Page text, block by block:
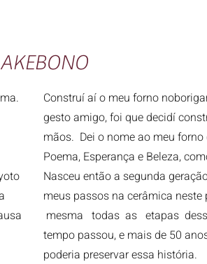
Construí aí o meu forno
gesto amigo, foi que decidí
mãos. Dei o nome ao meu forno
Poema, Esperança e Beleza,
Nasceu então a segunda
meus passos na cerâmica
mesma todas as etapas
tempo passou, e mais de 50
poderia preservar essa história.